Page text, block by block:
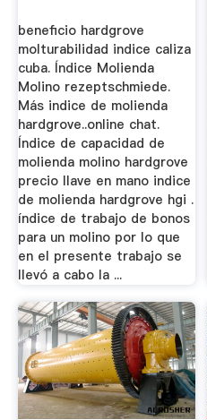
beneficio hardgrove
molturabilidad indice caliza
cuba. Índice Molienda
Molino rezeptschmiede.
Más indice de molienda
hardgrove..online chat.
Índice de capacidad de
molienda molino hardgrove
precio llave en mano indice
de molienda hardgrove hgi .
índice de trabajo de bonos
para un molino por lo que
en el presente trabajo se
llevó a cabo la ...